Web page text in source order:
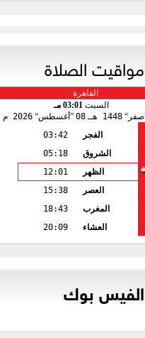
مواقيت الصلاة
السبت 03:01 مـ
صفر 1448 هـ 08 أغسطس 2026 م
الفجر
03:42
الشروق
05:18
الظهر
12:01
العصر
15:38
المغرب
18:43
العشاء
20:09
الفيس بوك